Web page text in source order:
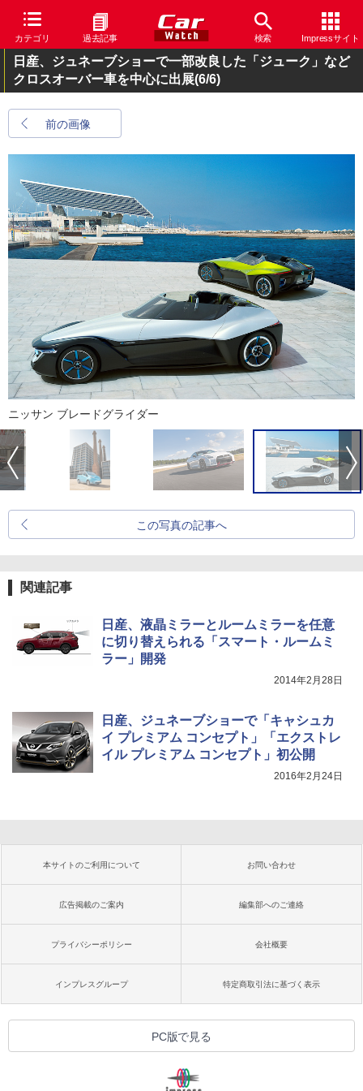
カテゴリ 過去記事 検索 Impressサイト
日産、ジュネーブショーで一部改良した「ジューク」など
クロスオーバー車を中心に出展(6/6)
前の画像
ニッサン ブレードグライダー
この写真の記事へ
関連記事
日産、液晶ミラーとルームミラーを任意
に切り替えられる「スマート・ルームミ
ラー」開発
2014年2月28日
日産、ジュネーブショーで「キャシュカ
イ プレミアム コンセプト」「エクストレ
イル プレミアム コンセプト」初公開
2016年2月24日
本サイトのご利用について お問い合わせ
広告掲載のご案内 編集部へのご連絡
プライバシーポリシー 会社概要
インプレスグループ 特定商取引法に基づく表示
PC版で見る